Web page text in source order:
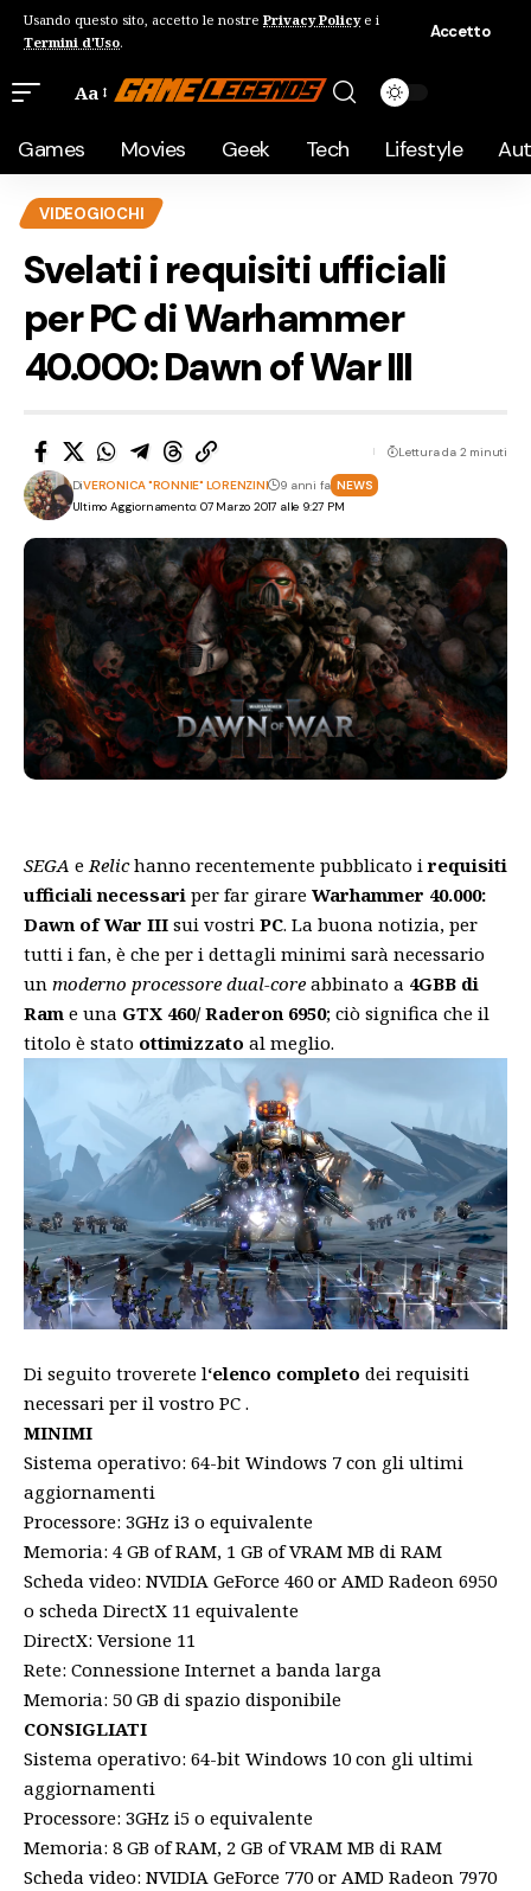
Usando questo sito, accetto le nostre Privacy Policye i
Termini d'Uso.
Accetto
Aa
Games Movies Geek Tech Lifestyle
VIDEOGIOCHI
Svelati i requisiti ufficiali
per PC di Warhammer
40.000: Dawn of War III
Ultimo Aggiornamento: 07 Marzo 2017 alle 9:27 PM
DiVERONICA "RONNIE" LORENZINI 9 anni fa NEWS
Lettura da 2 minuti
SEGA eRelichanno recentemente pubblicato irequisiti
ufficiali necessari per far girare Warhammer 40.000:
Dawn of War III sui vostri PC. La buona notizia, per
tutti i fan, è che per i dettagli minimi sarà necessario
un moderno processore dual-core abbinato a 4GBB di
Ram e una GTX 460/ Raderon 6950; ciò significa che il
titolo è stato ottimizzato al meglio.
Di seguito troverete l‘elenco completo dei requisiti
necessari per il vostro PC .
MINIMI
Sistema operativo: 64-bit Windows 7 con gli ultimi
aggiornamenti
Processore: 3GHz i3 o equivalente
Memoria: 4 GB of RAM, 1 GB of VRAM MB di RAM
Scheda video: NVIDIA GeForce 460 or AMD Radeon 6950
o scheda DirectX 11 equivalente
DirectX: Versione 11
Rete: Connessione Internet a banda larga
Memoria: 50 GB di spazio disponibile
CONSIGLIATI
Sistema operativo: 64-bit Windows 10 con gli ultimi
aggiornamenti
Processore: 3GHz i5 o equivalente
Memoria: 8 GB of RAM, 2 GB of VRAM MB di RAM
Scheda video: NVIDIA GeForce 770 or AMD Radeon 7970